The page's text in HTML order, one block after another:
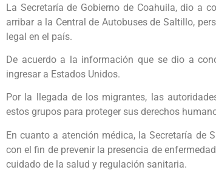
La Secretaría de Gobierno de Coahuila, dio a
arribar a la Central de Autobuses de Saltillo,
legal en el país.
De acuerdo a la información que se dio a
ingresar a Estados Unidos.
Por la llegada de los migrantes, las
estos grupos para proteger sus derechos
En cuanto a atención médica, la Secretaría de
con el fin de prevenir la presencia de
cuidado de la salud y regulación sanitaria.